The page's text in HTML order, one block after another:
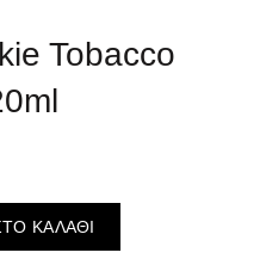
Tobacco
ΚΑΛΆΘΙ